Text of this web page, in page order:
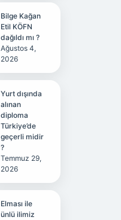
Bilge Kağan
Etil KÖFN
dağıldı mı ?
Ağustos 4,
2026
Yurt dışında
alınan
diploma
Türkiye’de
geçerli midir
?
Temmuz 29,
2026
Elması ile
ünlü ilimiz